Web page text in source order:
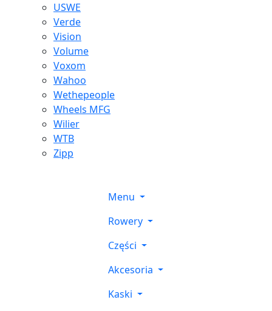
USWE
Verde
Vision
Volume
Voxom
Wahoo
Wethepeople
Wheels MFG
Wilier
WTB
Zipp
Menu
Rowery
Części
Akcesoria
Kaski